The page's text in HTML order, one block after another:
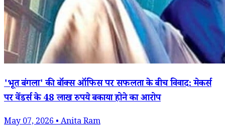
'भूत बंगला' की बॉक्स ऑफिस पर सफलता के बीच विवाद: मेकर्स
पर वेंडर्स के 48 लाख रुपये बकाया होने का आरोप
May 07, 2026 • Anita Ram